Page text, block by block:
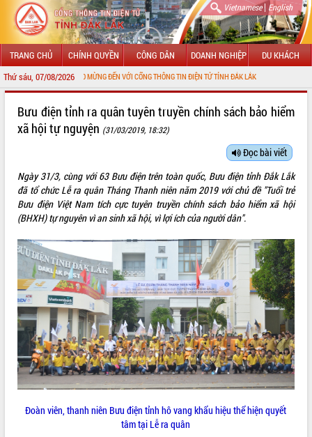
Vietnamese| English
TRANG CHỦ CHÍNH QUYỀN CÔNG DÂN DOANH NGHIỆP DU KHÁCH
Thứ sáu, 07/08/2026
CHÀO MỪNG ĐẾN VỚI CỔNG THÔNG TIN ĐIỆN TỬ TỈNH ĐẮK LẮK
LÃNH ĐẠO UBND TỈNH
SỞ, BAN, NGÀNH
UBND CÁC XÃ, PHƯỜNG
THÔNG TIN CHỈ ĐẠO ĐIỀU HÀNH
HỆ THỐNG VĂN BẢN
VĂN BẢN HĐND TỈNH
ĐIỂM TIN VĂN BẢN
QUY HOẠCH - KẾ HOẠCH
Bưu điện tỉnh ra quân tuyên truyền chính sách bảo hiểm
xã hội tự nguyện (31/03/2019, 18:32)
Đọc bài viết
Ngày 31/3, cùng với 63 Bưu điện trên toàn quốc, Bưu điện tỉnh Đắk Lắk
đã tổ chức Lễ ra quân Tháng Thanh niên năm 2019 với chủ đề "Tuổi trẻ
Bưu điện Việt Nam tích cực tuyên truyền chính sách bảo hiểm xã hội
(BHXH) tự nguyên vì an sinh xã hội, vì lợi ích của người dân".
Đoàn viên, thanh niên Bưu điện tỉnh hô vang khẩu hiệu thể hiện quyết
tâm tại Lễ ra quân